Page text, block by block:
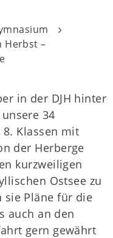
Herbst –
in der DJH hinter
34
Klassen mit
der Herberge
kurzweiligen
Ostsee zu
sie Pläne für die
auch an den
gern gewährt